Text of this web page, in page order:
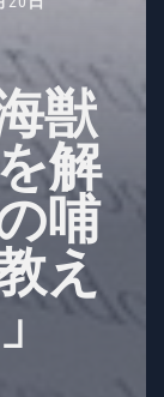
獣
解
哺
え